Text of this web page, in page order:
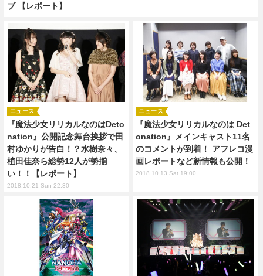
ブ 【レポート】
『魔法少女リリカルなのはDeto
nation』公開記念舞台挨拶で田
村ゆかりが告白！？水樹奈々、
植田佳奈ら総勢12人が勢揃
い！！【レポート】
ニュース
2018.10.21 Sun 22:30
『魔法少女リリカルなのは Det
onation』メインキャスト11名
のコメントが到着！ アフレコ漫
画レポートなど新情報も公開！
ニュース
2018.10.13 Sat 19:00